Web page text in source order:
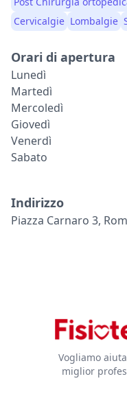
Cervicalgie Lombalgie
Orari di apertura
Lunedì
Martedì
Mercoledì
Giovedì
Venerdì
Sabato
Indirizzo
Piazza Carnaro 3,
Vogliamo
miglior